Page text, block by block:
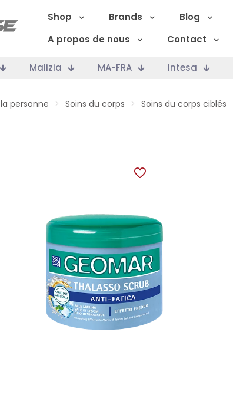
Shop Brands
Blog
A propos de nous
Contact
Malizia MA-FRA Intesa
personne > Soins du corps > Soins du corps ciblés